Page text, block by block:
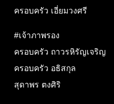
ครอบครัว เอี่ยมวงศรี
#เจ้าภาพรอง
ครอบครัว ถาวรหิรัญเจริญ
ครอบครัว อธิสกุล
สุดาพร ตงศิริ